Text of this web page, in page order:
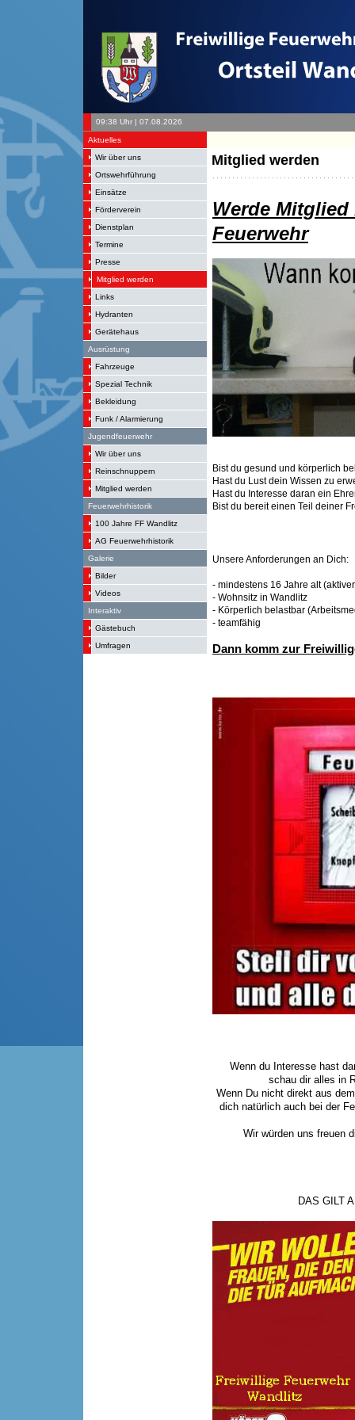
09:38 Uhr | 07.08.2026
Aktuelles
Wir über uns
Ortswehrführung
Einsätze
Förderverein
Dienstplan
Termine
Presse
Mitglied werden
Links
Hydranten
Gerätehaus
Ausrüstung
Fahrzeuge
Spezial Technik
Bekleidung
Funk / Alarmierung
Jugendfeuerwehr
Wir über uns
Reinschnuppern
Mitglied werden
Feuerwehrhistorik
100 Jahre FF Wandlitz
AG Feuerwehrhistorik
Galerie
Bilder
Videos
Interaktiv
Gästebuch
Umfragen
Mitglied werden
Werde
Feuerwehr
Bist du gesund und körperlich
Hast du Lust dein Wissen zu
Hast du Interesse daran ein
Bist du bereit einen Teil deiner
Unsere Anforderungen an Dich:
- mindestens 16 Jahre alt
- Wohnsitz in Wandlitz
- Körperlich belastbar
- teamfähig
Dann komm zur
Wenn du Interesse hast
schau dir alles in
Wenn Du nicht direkt aus
dich natürlich auch bei der
Wir würden uns freuen
DAS GILT